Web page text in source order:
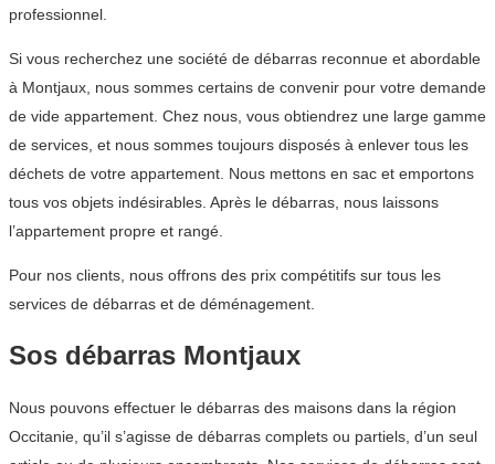
professionnel.
Si vous recherchez une société de débarras reconnue et abordable
à Montjaux, nous sommes certains de convenir pour votre demande
de vide appartement. Chez nous, vous obtiendrez une large gamme
de services, et nous sommes toujours disposés à enlever tous les
déchets de votre appartement. Nous mettons en sac et emportons
tous vos objets indésirables. Après le débarras, nous laissons
l’appartement propre et rangé.
Pour nos clients, nous offrons des prix compétitifs sur tous les
services de débarras et de déménagement.
Sos débarras Montjaux
Nous pouvons effectuer le débarras des maisons dans la région
Occitanie, qu’il s’agisse de débarras complets ou partiels, d’un seul